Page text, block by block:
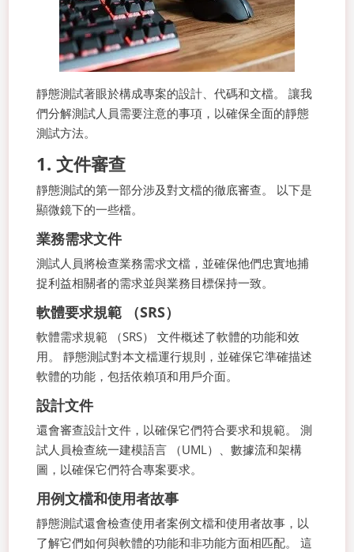
靜態測試著眼於構成專案的設計、代碼和文檔。 讓我
們分解測試人員需要注意的事項，以確保全面的靜態
測試方法。
1. 文件審查
靜態測試的第一部分涉及對文檔的徹底審查。 以下是
顯微鏡下的一些檔。
業務需求文件
測試人員將檢查業務需求文檔，並確保他們忠實地捕
捉利益相關者的需求並與業務目標保持一致。
軟體要求規範 （SRS）
軟體需求規範 （SRS） 文件概述了軟體的功能和效
用。 靜態測試對本文檔運行規則，並確保它準確描述
軟體的功能，包括依賴項和用戶介面。
設計文件
還會審查設計文件，以確保它們符合要求和規範。 測
試人員檢查統一建模語言 （UML）、數據流和架構
圖，以確保它們符合專案要求。
用例文檔和使用者故事
靜態測試還會檢查使用者案例文檔和使用者故事，以
了解它們如何與軟體的功能和非功能方面相匹配。 這